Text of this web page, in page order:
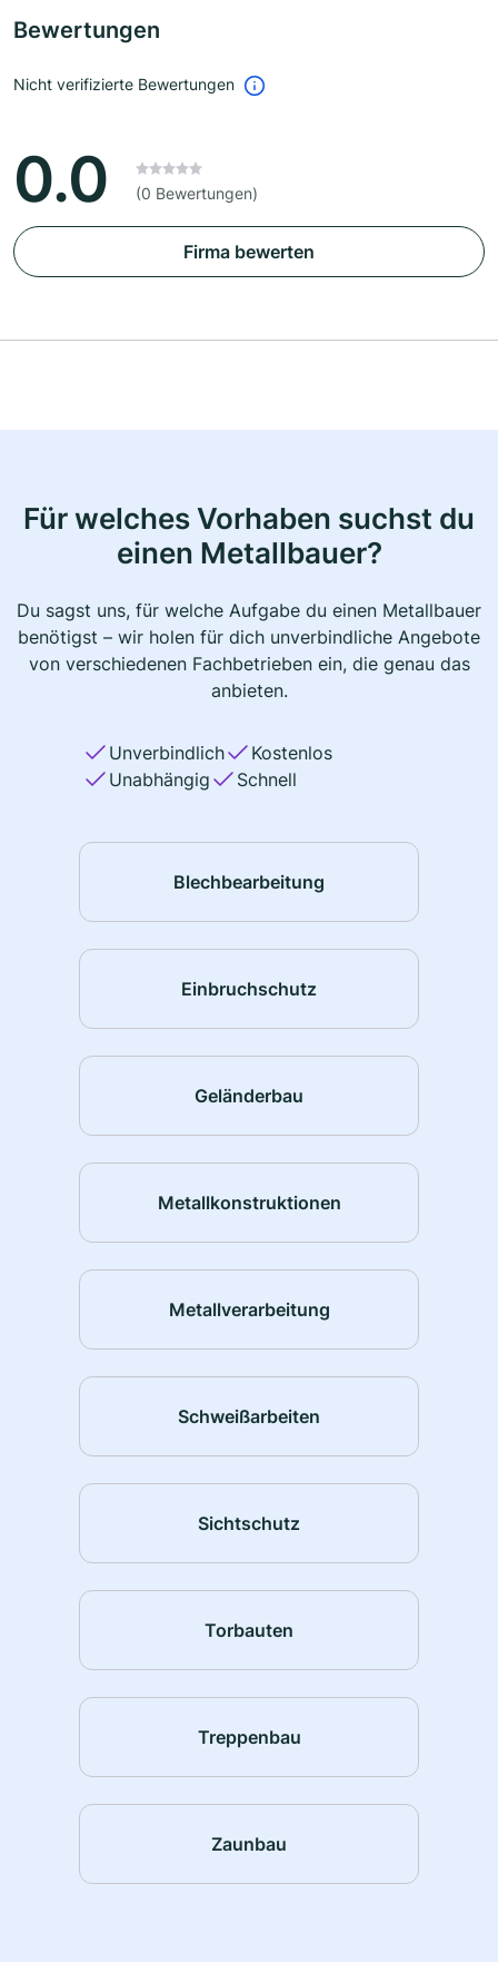
Bewertungen
Nicht verifizierte Bewertungen
0.0 (0 Bewertungen)
Firma bewerten
Für welches Vorhaben suchst du
einen Metallbauer?
Du sagst uns, für welche Aufgabe du einen Metallbauer
benötigst – wir holen für dich unverbindliche Angebote
von verschiedenen Fachbetrieben ein, die genau das
anbieten.
Unverbindlich
Kostenlos
Unabhängig
Schnell
Blechbearbeitung
Einbruchschutz
Geländerbau
Metallkonstruktionen
Metallverarbeitung
Schweißarbeiten
Sichtschutz
Torbauten
Treppenbau
Zaunbau